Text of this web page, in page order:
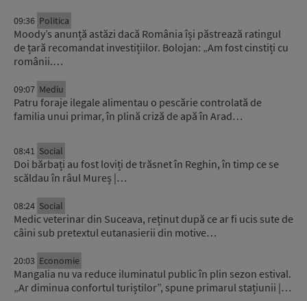
09:36 Politica
Moody’s anunță astăzi dacă România își păstrează ratingul
de țară recomandat investițiilor. Bolojan: „Am fost cinstiți cu
românii.…
09:07 Mediu
Patru foraje ilegale alimentau o pescărie controlată de
familia unui primar, în plină criză de apă în Arad…
08:41 Social
Doi bărbați au fost loviți de trăsnet în Reghin, în timp ce se
scăldau în râul Mureș |…
08:24 Social
Medic veterinar din Suceava, reținut după ce ar fi ucis sute de
câini sub pretextul eutanasierii din motive…
20:03 Economie
Mangalia nu va reduce iluminatul public în plin sezon estival.
„Ar diminua confortul turiștilor”, spune primarul stațiunii |…